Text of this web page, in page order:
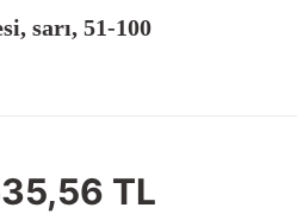
sarı, 51-100
TL